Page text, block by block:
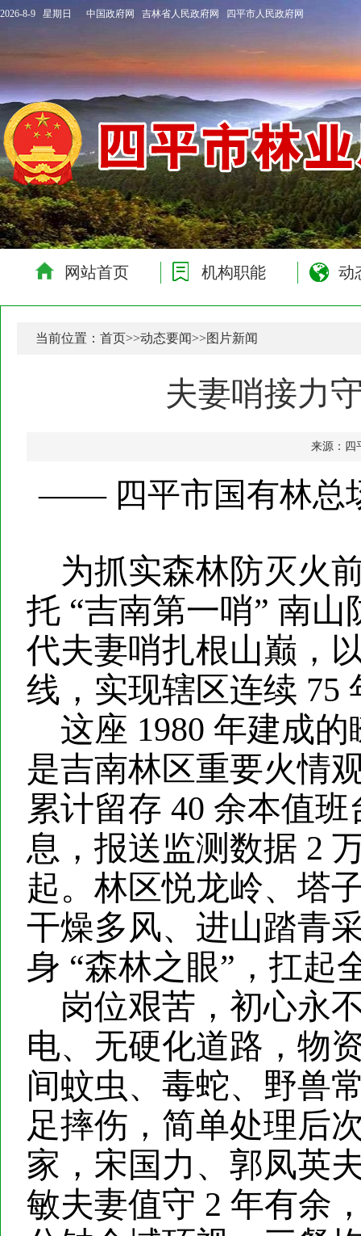
2026-8-9 星期日 中国政府网 吉林省人民政府网 四平市人民政府网
网站首页 机构职能 动
当前位置：首页>>动态要闻>>图片新闻
夫妻哨接力
来源：四
—— 四平市国有林
为抓实森林防灭火
托 “吉南第一哨” 南
代夫妻哨扎根山巅，
线，实现辖区连续 75
这座 1980 年建成
是吉南林区重要火情
累计留存 40 余本值
息，报送监测数据 2
起。林区悦龙岭、塔
干燥多风、进山踏青
身 “森林之眼”，扛起
岗位艰苦，初心永
电、无硬化道路，物
间蚊虫、毒蛇、野兽
足摔伤，简单处理后
家，宋国力、郭凤英
敏夫妻值守 2 年有余